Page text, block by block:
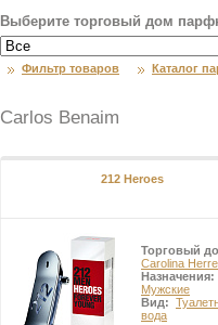
Выберите торговый дом
Фильтр товаров Каталог
Carlos Benaim
212 Heroes
Торговый
Carolina
Назначения:
Мужские
Вид:
вода